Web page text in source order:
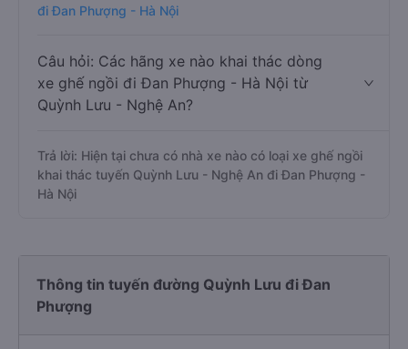
đi Đan Phượng - Hà Nội
Câu hỏi: Các hãng xe nào khai thác dòng
xe ghế ngồi đi Đan Phượng - Hà Nội từ
Quỳnh Lưu - Nghệ An?
Trả lời: Hiện tại chưa có nhà xe nào có loại xe ghế ngồi
khai thác tuyến Quỳnh Lưu - Nghệ An đi Đan Phượng -
Hà Nội
Thông tin tuyến đường Quỳnh Lưu đi Đan
Phượng